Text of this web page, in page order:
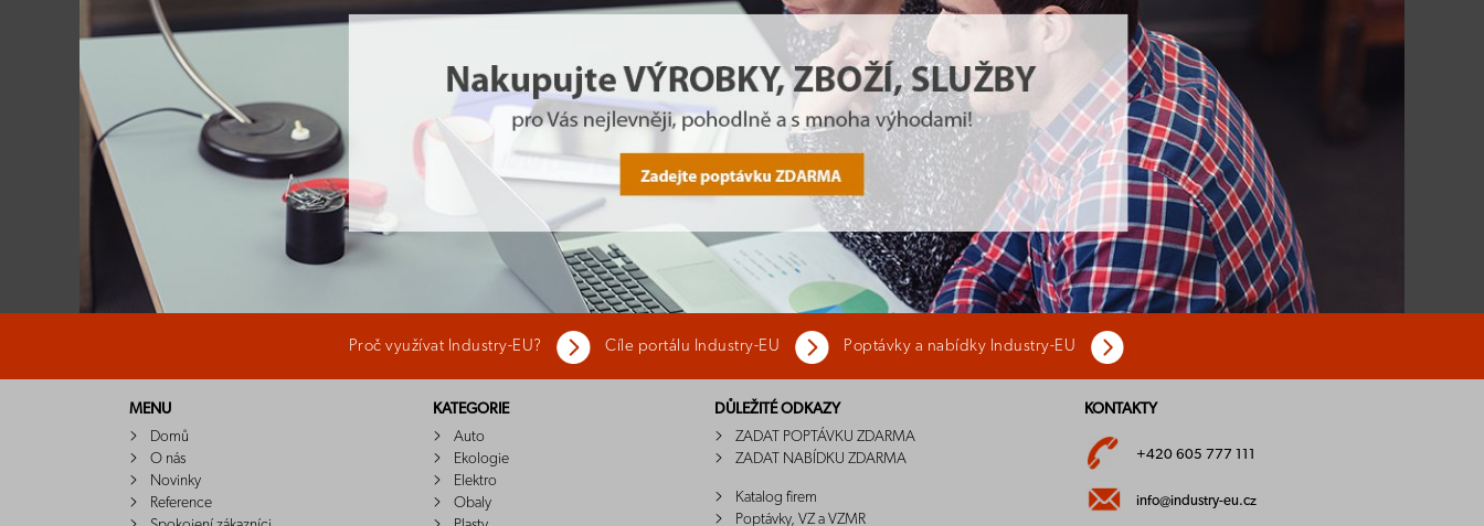
Proč využívat Industry-EU? Cíle portálu Industry-EU Poptávky a nabídky Industry-EU
MENU
Domů
O nás
Novinky
Reference
KATEGORIE
Auto
Ekologie
Elektro
Obaly
DŮLEŽITÉ ODKAZY
ZADAT POPTÁVKU ZDARMA
ZADAT NABÍDKU ZDARMA
Katalog firem
Poptávky, VZ a VZMR
KONTAKTY
+420 605 777 111
info@industry-eu.cz